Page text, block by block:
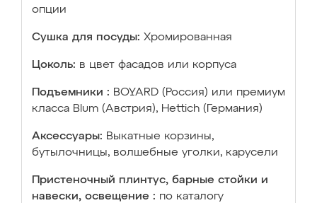
опции
Сушка для посуды: Хромированная
Цоколь: в цвет фасадов или корпуса
Подъемники : BOYARD (Россия) или премиум
класса Blum (Австрия), Hettich (Германия)
Аксессуары: Выкатные корзины,
бутылочницы, волшебные уголки, карусели
Пристеночный плинтус, барные стойки и
навески, освещение : по каталогу